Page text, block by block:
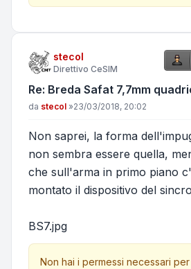
stecol
Direttivo CeSIM
Re: Breda Safat 7,7mm
Messaggio
da stecol »23/03/2018, 20:02
Non saprei, la forma
non sembra essere quella,
che sull'arma in primo piano
montato il dispositivo del
BS7.jpg
Non hai i permessi necessari